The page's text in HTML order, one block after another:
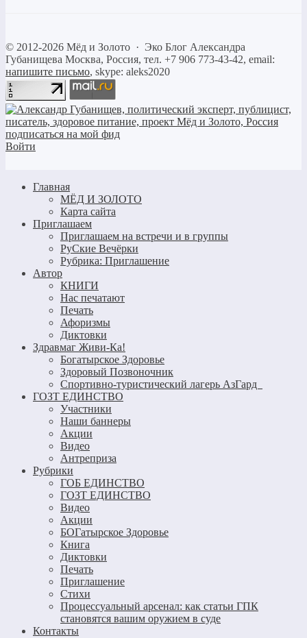
© 2012-2026 Мёд и Золото · Эко Блог Александра
Губанищева Москва, Россия, тел. +7 906 773-43-42, email:
напишите письмо, skype: aleks2020
Войти
Главная
МЁД И ЗОЛОТО
Карта сайта
Приглашаем
Приглашаем на встречи и в группы
РуСкие Вечёрки
Рубрика: Приглашение
Автор
КНИГИ
Нас печатают
Печать
Афоризмы
Диктовки
Здравмаг Живи-Ка!
Богатырское Здоровье
Здоровый Позвоночник
Спортивно-туристический лагерь АзГард
ГОЗТ ЕДИНСТВО
Участники
Наши баннеры
Акции
Видео
Антреприза
Рубрики
ГОБ ЕДИНСТВО
ГОЗТ ЕДИНСТВО
Видео
Акции
БОГатырское Здоровье
Книга
Диктовки
Печать
Приглашение
Стихи
Процессуальный арсенал: как статьи ГПК
становятся вашим оружием в суде
Контакты